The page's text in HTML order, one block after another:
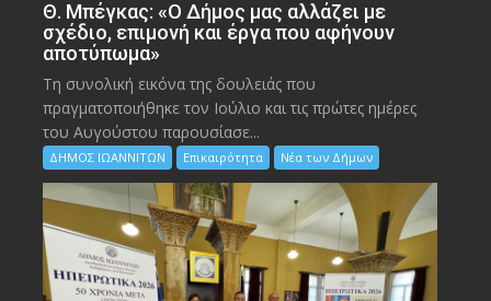
Θ. Μπέγκας: «Ο Δήμος μας αλλάζει με
σχέδιο, επιμονή και έργα που αφήνουν
αποτύπωμα»
Τη συνολική εικόνα της δουλειάς που
πραγματοποιήθηκε τον Ιούλιο και τις πρώτες ημέρες
του Αυγούστου παρουσίασε...
ΔΗΜΟΣ ΙΩΑΝΝΙΤΩΝ Επικαιρότητα Νέα των Δήμων